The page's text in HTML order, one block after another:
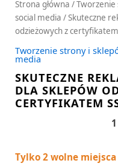
Strona główna /
social media / Skuteczne
odzieżowych z certyfikatem
Tworzenie strony i
media
SKUTECZNE
DLA SKLEPÓW
CERTYFIKATEM
Tylko 2 wolne